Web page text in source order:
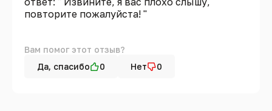
повторите пожалуйста! "
Вам помог этот отзыв?
Да, спасибо
0 Нет 0